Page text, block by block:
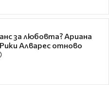
за любовта? Ариана
Алварес отново